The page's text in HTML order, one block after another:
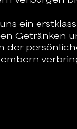
ein
Getränken